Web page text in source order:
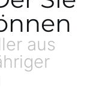
aus